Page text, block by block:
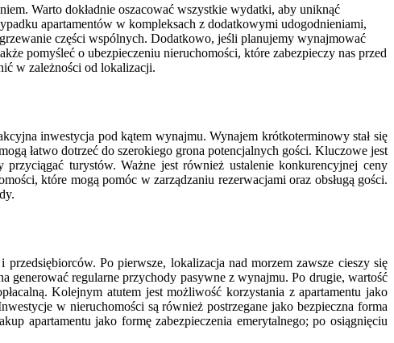
Warto dokładnie oszacować wszystkie wydatki, aby uniknąć
apartamentów w kompleksach z dodatkowymi udogodnieniami,
części wspólnych. Dodatkowo, jeśli planujemy wynajmować
pomyśleć o ubezpieczeniu nieruchomości, które zabezpieczy nas przed
w zależności od lokalizacji.
inwestycja pod kątem wynajmu. Wynajem krótkoterminowy stał się
łatwo dotrzeć do szerokiego grona potencjalnych gości. Kluczowe jest
turystów. Ważne jest również ustalenie konkurencyjnej ceny
które mogą pomóc w zarządzaniu rezerwacjami oraz obsługą gości.
Po pierwsze, lokalizacja nad morzem zawsze cieszy się
generować regularne przychody pasywne z wynajmu. Po drugie, wartość
Kolejnym atutem jest możliwość korzystania z apartamentu jako
w nieruchomości są również postrzegane jako bezpieczna forma
apartamentu jako formę zabezpieczenia emerytalnego; po osiągnięciu